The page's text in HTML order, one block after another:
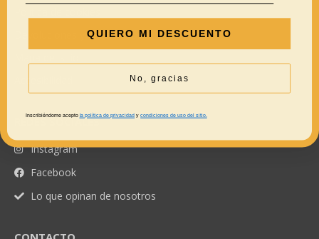
Devoluciones y reembolsos
REDES SOCIALES
Instagram
Facebook
Lo que opinan de nosotros
QUIERO MI DESCUENTO
No, gracias
Inscribiéndome acepto la política de privacidad ycondiciones de uso del sitio.